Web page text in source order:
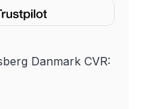
Danmark CVR: